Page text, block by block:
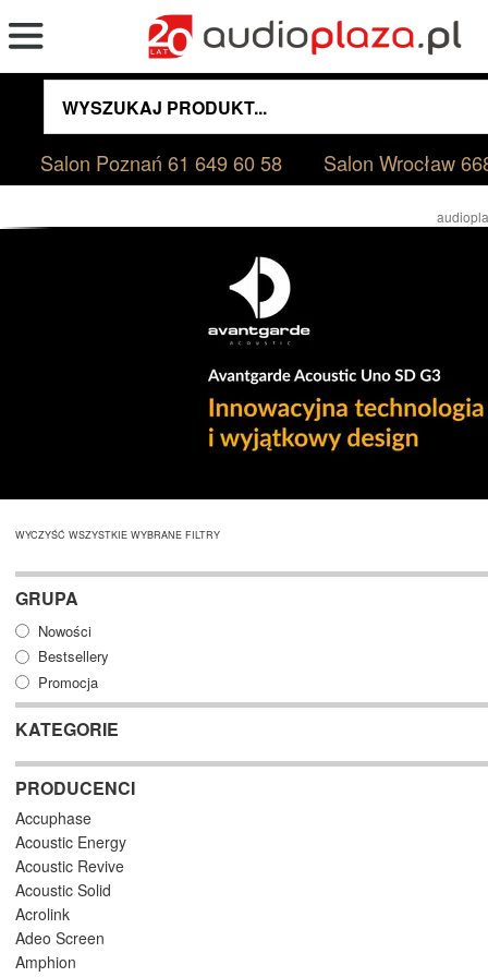
Salon Poznań61 649 60 58 Salon Wrocław
WYCZYŚĆ WSZYSTKIE WYBRANE FILTRY
GRUPA
Nowości
Bestsellery
Promocja
KATEGORIE
PRODUCENCI
Accuphase
Acoustic Energy
Acoustic Revive
Acoustic Solid
Acrolink
Adeo Screen
Amphion